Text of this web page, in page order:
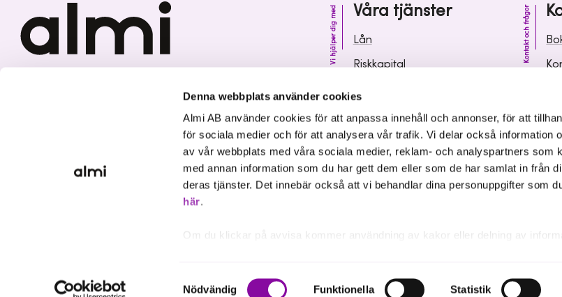
Denna webbplats använder cookies
Almi AB använder cookies för att anpassa innehåll och annonser, för att
för sociala medier och för att analysera vår trafik. Vi delar också information
av vår webbplats med våra sociala medier, reklam- och analyspartners som
med annan information som du har gett dem eller som de har samlat in från
deras tjänster. Det innebär också att vi behandlar dina personuppgifter som
här.
Om du klickar på avvisa kommer användning av kakor eller delning av
Samtyckesval
Nödvändig Funktionella Statistik
Våra tjänster
Vi hjälper dig med
Lån
Riskkapital
Kunskap och inspiration
Kontakt och frågor